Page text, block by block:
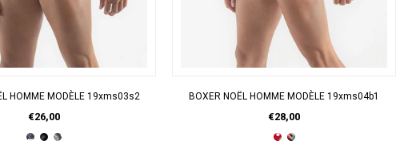
APERÇU RAPIDE
HOMME MODÈLE 19xms03s2
€26,00
APERÇU RAPIDE
BOXER NOËL HOMME MODÈLE 19xms04b1
€28,00